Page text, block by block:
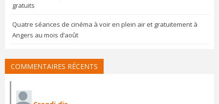
gratuits
Quatre séances de cinéma à voir en plein air et gratuitement à
Angers au mois d’août
COMMENTAIRES RÉCENTS